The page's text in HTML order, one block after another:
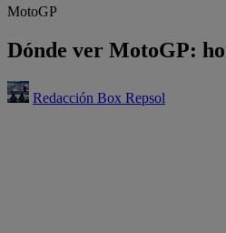
MotoGP
Dónde ver MotoGP:
Redacción Box Repsol